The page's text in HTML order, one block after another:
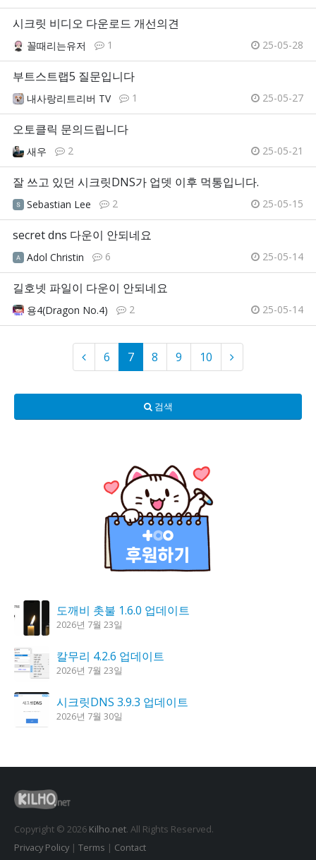
시크릿 비디오 다운로드 개선의견
꼴때리는유저 1 25-05-28
부트스트랩5 질문입니다
내사랑리트리버 TV 1 25-05-27
오토클릭 문의드립니다
새우 2 25-05-21
잘 쓰고 있던 시크릿DNS가 업뎃 이후 먹통입니다.
Sebastian Lee 2 25-05-15
secret dns 다운이 안되네요
Adol Christin 6 25-05-14
길호넷 파일이 다운이 안되네요
용4(Dragon No.4) 2 25-05-14
6 7 8 9 10
검색
도깨비 촛불 1.6.0 업데이트
2026년 7월 23일
칼무리 4.2.6 업데이트
2026년 7월 23일
시크릿DNS 3.9.3 업데이트
2026년 7월 30일
K플레이어 0.9.4 업데이트
2026년 7월 28일
Copyright © 2026 Kilho.net. All Rights Reserved.
Privacy Policy| Terms | Contact